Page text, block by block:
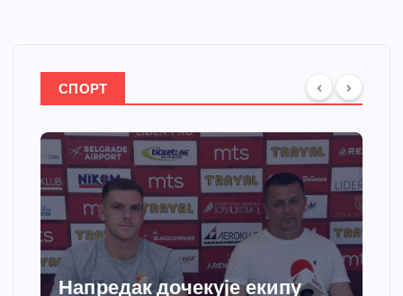
СПОРТ
Напредак дочекује екипу